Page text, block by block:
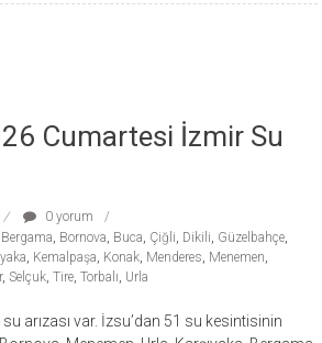
Cumartesi İzmir Su
0 yorum
Bergama, Bornova, Buca, Çiğli, Dikili, Güzelbahçe,
, Kemalpaşa, Konak, Menderes, Menemen,
,Selçuk,Tire,Torbalı, Urla
arızası var. İzsu’dan 51 su kesintisinin